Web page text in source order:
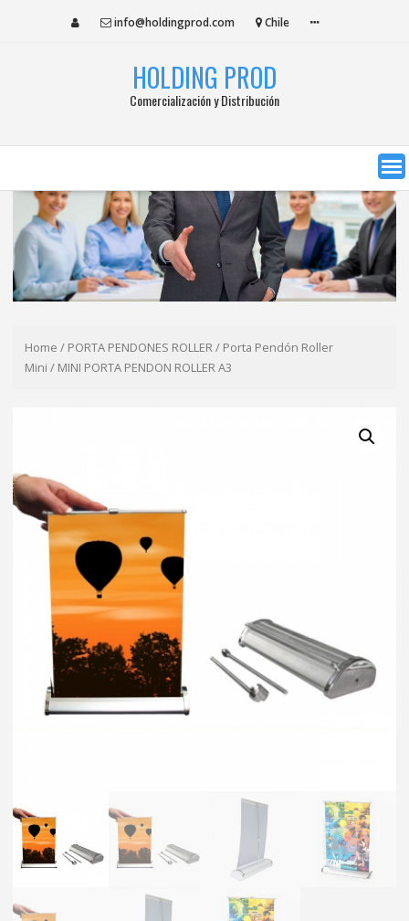
o
t
info@holdingprod.com Chile
HOLDING PROD
Comercialización y Distribución
Home / PORTA PENDONES ROLLER/ Porta Pendón Roller
Mini / MINI PORTA PENDON ROLLER A3